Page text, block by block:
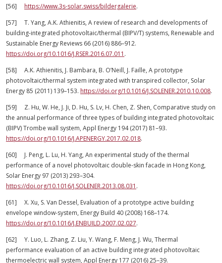
[56] https://www.3s-solar.swiss/bildergalerie.
[57] T. Yang, A.K. Athienitis, A review of research and developments of
building-integrated photovoltaic/thermal (BIPV/T) systems, Renewable and
Sustainable Energy Reviews 66 (2016) 886–912.
https://doi.org/10.1016/J.RSER.2016.07.011 .
[58] A.K. Athienitis, J. Bambara, B. O’Neill, J. Faille, A prototype
photovoltaic/thermal system integrated with transpired collector, Solar
Energy 85 (2011) 139–153. https://doi.org/10.1016/J.SOLENER.2010.10.008.
[59] Z. Hu, W. He, J. Ji, D. Hu, S. Lv, H. Chen, Z. Shen, Comparative study on
the annual performance of three types of building integrated photovoltaic
(BIPV) Trombe wall system, Appl Energy 194 (2017) 81–93.
https://doi.org/10.1016/J.APENERGY.2017.02.018.
[60] J. Peng, L. Lu, H. Yang, An experimental study of the thermal
performance of a novel photovoltaic double-skin facade in Hong Kong,
Solar Energy 97 (2013) 293–304.
https://doi.org/10.1016/J.SOLENER.2013.08.031 .
[61] X. Xu, S. Van Dessel, Evaluation of a prototype active building
envelope window-system, Energy Build 40 (2008) 168–174.
https://doi.org/10.1016/J.ENBUILD.2007.02.027.
[62] Y. Luo, L. Zhang, Z. Liu, Y. Wang, F. Meng, J. Wu, Thermal
performance evaluation of an active building integrated photovoltaic
thermoelectric wall system, Appl Energy 177 (2016) 25–39.